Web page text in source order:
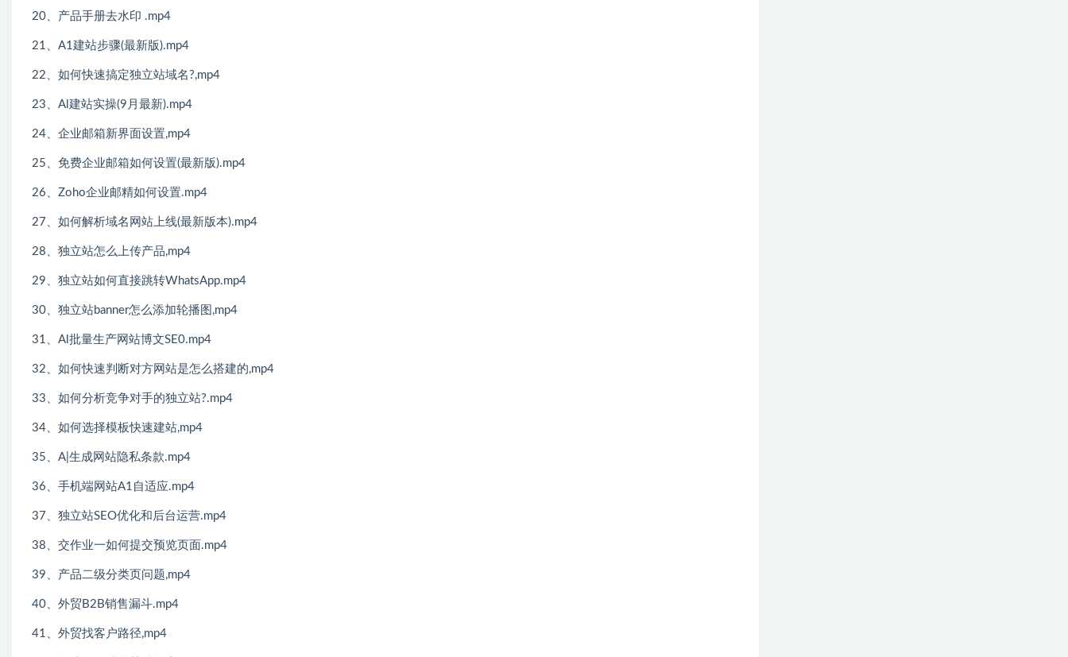
20、产品手册去水印 .mp4
21、A1建站步骤(最新版).mp4
22、如何快速搞定独立站域名?,mp4
23、Al建站实操(9月最新).mp4
24、企业邮箱新界面设置,mp4
25、免费企业邮箱如何设置(最新版).mp4
26、Zoho企业邮精如何设置.mp4
27、如何解析域名网站上线(最新版本).mp4
28、独立站怎么上传产品,mp4
29、独立站如何直接跳转WhatsApp.mp4
30、独立站banner怎么添加轮播图,mp4
31、Al批量生产网站博文SE0.mp4
32、如何快速判断对方网站是怎么搭建的,mp4
33、如何分析竞争对手的独立站?.mp4
34、如何选择模板快速建站,mp4
35、A|生成网站隐私条款.mp4
36、手机端网站A1自适应.mp4
37、独立站SEO优化和后台运营.mp4
38、交作业一如何提交预览页面.mp4
39、产品二级分类页问题,mp4
40、外贸B2B销售漏斗.mp4
41、外贸找客户路径,mp4